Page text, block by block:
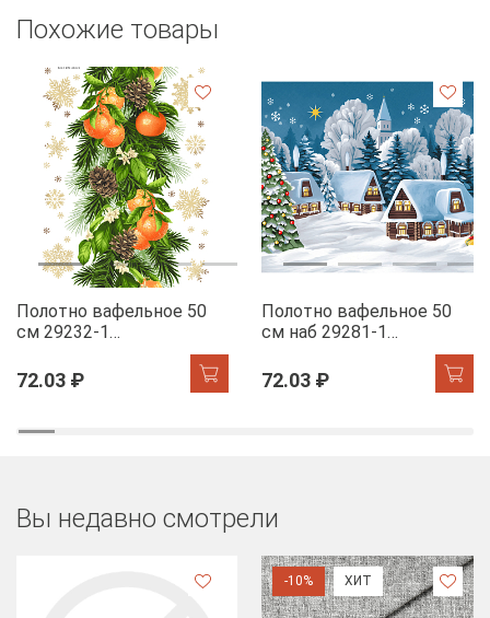
Похожие товары
Полотно вафельное 50
см 29232-1
Мандариновый коктель
72.03 ₽
Полотно вафельное 50
см наб 29281-1
72.03 ₽
Вы недавно смотрели
-10% ХИТ